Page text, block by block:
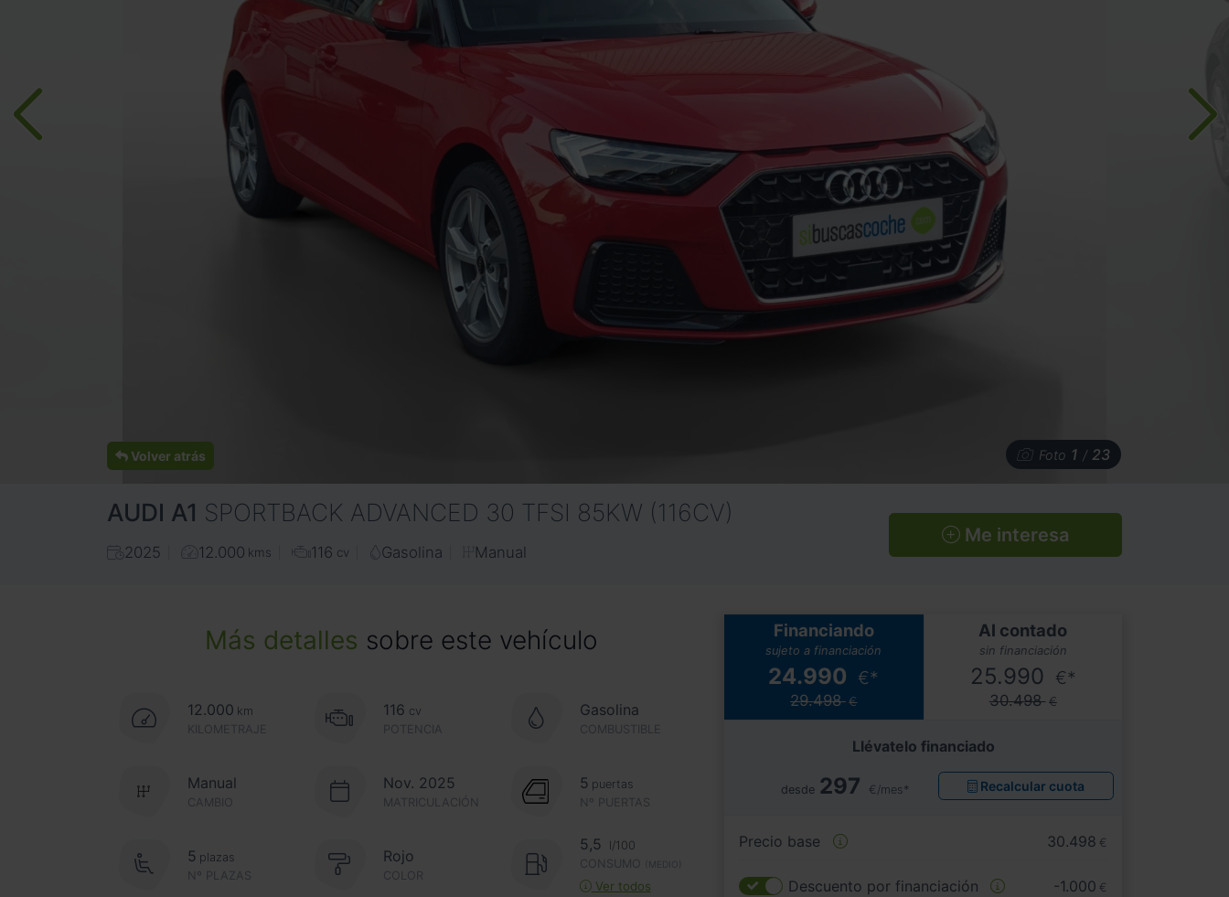
Volver atrás Foto 1 / 23
AUDI A1 SPORTBACK ADVANCED 30 TFSI 85KW (116CV)
2025 12.000 kms 116 cv Gasolina Manual
Me interesa
Más detalles sobre este vehículo
12.000 km
KILOMETRAJE
116 cv
POTENCIA
Gasolina
COMBUSTIBLE
CAMBIO
Manual Nov. 2025
MATRICULACIÓN Nº PUERTAS
5 puertas
Nº PLAZAS
5 plazas Rojo
COLOR
5,5
l/100
CONSUMO
(MEDIO)
Ver todos
Financiando
sujeto a financiación
24.990 €*
29.498 €
Al contado
sin financiación
25.990 €*
30.498 €
Llévatelo financiado
desde 297 €/mes* Recalcular cuota
Precio base 30.498 €
Descuento por financiación -1.000 €